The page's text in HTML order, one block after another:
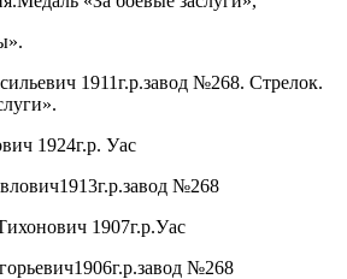
1911г.р.завод №268. Стрелок.
1924г.р. Уас
№268
1907г.р.Уас
№268